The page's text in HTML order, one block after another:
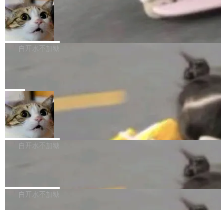
l 迁移或唤醒时，新宿主从 S3 恢复 SQLite 数据
库继续执行。存储库是持久化的唯一真相...
te 17 Pro、OPPO K15，要么是vivo X300 E这
样的次旗舰。 Galaxy Z Fold8 Ultra / Z Fold8 /
Z Flip8三款折叠屏新机均在7月22日发布，且全
部搭载骁龙8 Elite Gen5 for Galaxy，它们本该
本控制系统。目前处于 Early Access 阶段。 De
ltaDB 的核心思路直接写在 landing page 最显
眼的位置：「Software is made between com
mits」——软件是在 commit 之间写出来的。git
是把这段空隙补上。 回退到任何一次编辑：Delt
aDB 捕获 commit 之间的每一次操作，...
SpaceXAI 单季资本开支达 183 亿美元
根据风险投资人Tomer Tunguz 博客（VC 分
析）披露的最新分析与第二季度业绩报告，Spac
微软同期总资本开支的四成。 与亚马逊、Alpha
bet、微软以及 Meta 等传统科技巨头相比，Spa
ceXAI的资金消耗速度尤为引人瞩目。然而，支
撑庞大支出的资金来源却呈现出截然不同的面
貌。数据显示，微软和 Meta 主要依托充沛的经
白开水不加糖
一个在终端里运行的编程 agent；Muse Spark
1.2，驱动这个 agent 的新模型。一句话概括：
你可以用 curl -fsSL https://dev.meta.ai/install.
sh | bash 安装一个能在大项目里自动规划、写
代码、验证结果的 AI 终端工具。 据介绍，Muse
个主 agent 循环，外加一组后台 agent。这些后
局
美团开源 LoHoSearch，用知识图谱校
准 AI 能力认知
机器出题的前提，是让机器拥有全局视野。整个
构建流程可以分为四个环节：建图 → 控制难度
白开水不加糖
库，并将作为transport接入Mooncake TENT。
白开水不加糖